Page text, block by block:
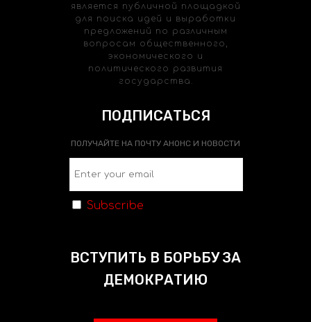
является публичной площадкой
для поиска идей и выработки
предложений по различным
вопросам общественного,
экономического и
политического развития
государства.
ПОДПИСАТЬСЯ
ПОЛУЧАЙТЕ НА ПОЧТУ АНОНС И НОВОСТИ
Subscribe
ВСТУПИТЬ В БОРЬБУ ЗА
ДЕМОКРАТИЮ